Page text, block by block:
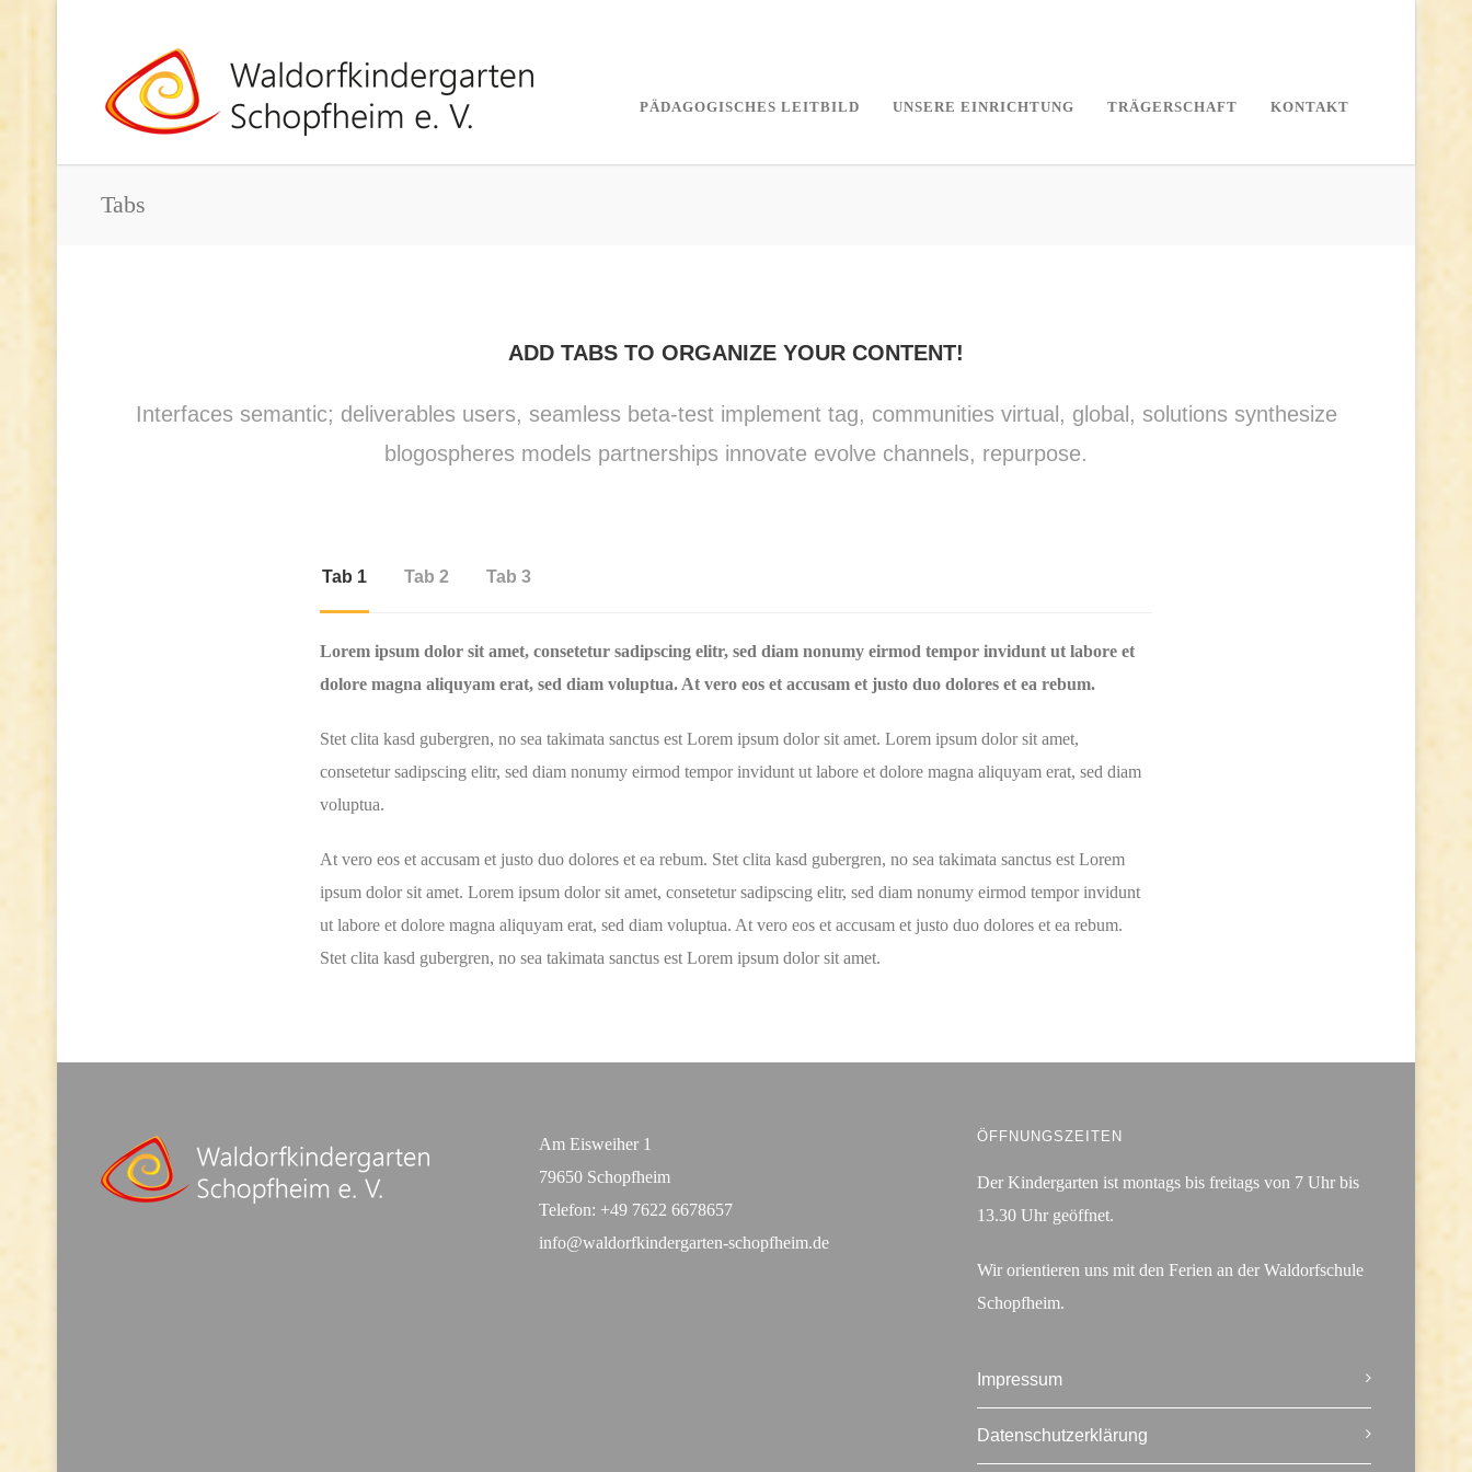
PÄDAGOGISCHES LEITBILD UNSERE EINRICHTUNG TRÄGERSCHAFT KONTAKT
Tabs
ADD TABS TO ORGANIZE YOUR CONTENT!
Interfaces semantic; deliverables users, seamless beta-test implement tag, communities virtual, global, solutions synthesize
blogospheres models partnerships innovate evolve channels, repurpose.
Tab 1 Tab 2 Tab 3
Lorem ipsum dolor sit amet, consetetur sadipscing elitr, sed diam nonumy eirmod tempor invidunt ut labore et
dolore magna aliquyam erat, sed diam voluptua. At vero eos et accusam et justo duo dolores et ea rebum.
Stet clita kasd gubergren, no sea takimata sanctus est Lorem ipsum dolor sit amet. Lorem ipsum dolor sit amet,
consetetur sadipscing elitr, sed diam nonumy eirmod tempor invidunt ut labore et dolore magna aliquyam erat, sed diam
voluptua.
At vero eos et accusam et justo duo dolores et ea rebum. Stet clita kasd gubergren, no sea takimata sanctus est Lorem
ipsum dolor sit amet. Lorem ipsum dolor sit amet, consetetur sadipscing elitr, sed diam nonumy eirmod tempor invidunt
ut labore et dolore magna aliquyam erat, sed diam voluptua. At vero eos et accusam et justo duo dolores et ea rebum.
Stet clita kasd gubergren, no sea takimata sanctus est Lorem ipsum dolor sit amet.
Am Eisweiher 1
79650 Schopfheim
Telefon: +49 7622 6678657
info@waldorfkindergarten-schopfheim.de
ÖFFNUNGSZEITEN
Der Kindergarten ist montags bis freitags von 7 Uhr bis
13.30 Uhr geöffnet.
Wir orientieren uns mit den Ferien an der Waldorfschule
Schopfheim.
Impressum
Datenschutzerklärung